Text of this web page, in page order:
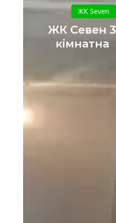
Севен
3
ЖК Seven
ЖК Севен 3
кімнатна